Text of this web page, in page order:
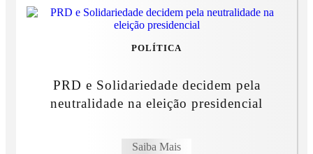
POLÍTICA
PRD e Solidariedade decidem pela
neutralidade na eleição presidencial
Saiba Mais